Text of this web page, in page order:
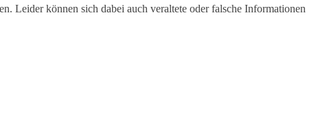
Leider können sich dabei auch veraltete oder falsche Informationen